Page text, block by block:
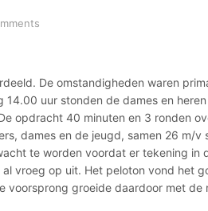
De omstandigheden waren
uur stonden de dames en
opdracht 40 minuten en 3 ronden
dames en de jeugd, samen 26 m/v
te worden voordat er tekening in
vroeg op uit. Het peloton vond het
voorsprong groeide daardoor met de